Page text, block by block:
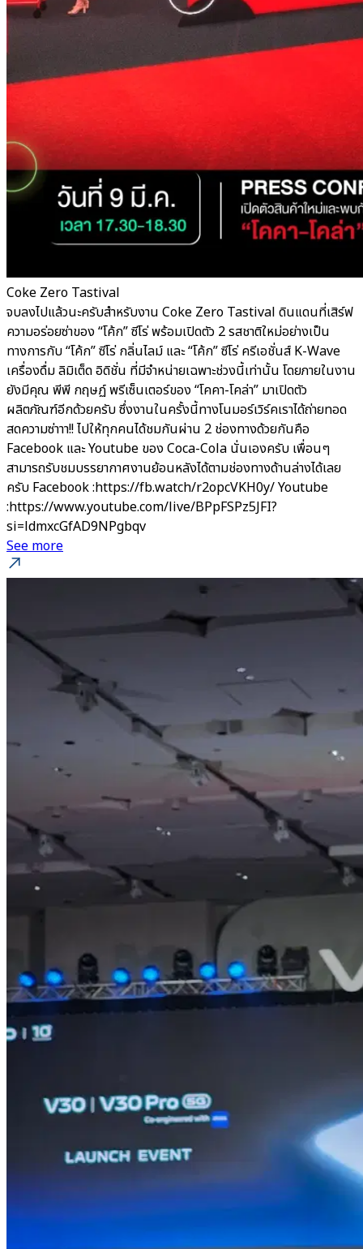
Coke Zero Tastival
จบลงไปแล้วนะครับสำหรับงาน Coke Zero Tastival ดินแดนที่เสิร์ฟ
ความอร่อยซ่าของ “โค้ก” ซีโร่ พร้อมเปิดตัว 2 รสชาติใหม่อย่างเป็น
ทางการกับ “โค้ก” ซีโร่ กลิ่นไลม์ และ “โค้ก” ซีโร่ ครีเอชั่นส์ K-Wave
เครื่องดื่ม ลิมิเต็ด อิดิชั่น ที่มีจำหน่ายเฉพาะช่วงนี้เท่านั้น โดยภายในงาน
ยังมีคุณ พีพี กฤษฏ์ พรีเซ็นเตอร์ของ “โคคา-โคล่า” มาเปิดตัว
ผลิตภัณฑ์อีกด้วยครับ ซึ่งงานในครั้งนี้ทางโนมอร์เวิร์คเราได้ถ่ายทอด
สดความซ่าาา!! ไปให้ทุกคนได้ชมกันผ่าน 2 ช่องทางด้วยกันคือ
Facebook และ Youtube ของ Coca-Cola นั่นเองครับ เพื่อนๆ
สามารถรับชมบรรยากาศงานย้อนหลังได้ตามช่องทางด้านล่างได้เลย
ครับ Facebook :https://fb.watch/r2opcVKH0y/ Youtube
:https://www.youtube.com/live/BPpFSPz5JFI?
si=ldmxcGfAD9NPgbqv
See more